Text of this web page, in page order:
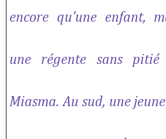
encore qu’une enfant,
une régente sans
Miasma. Au sud, une